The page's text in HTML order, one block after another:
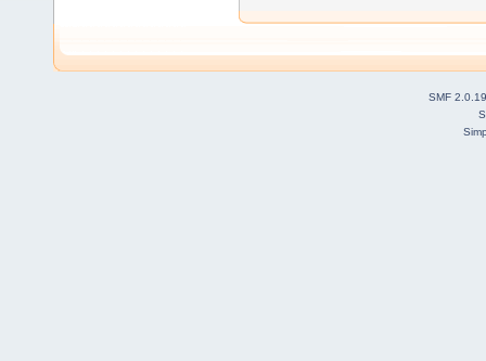
SMF 2.0.19